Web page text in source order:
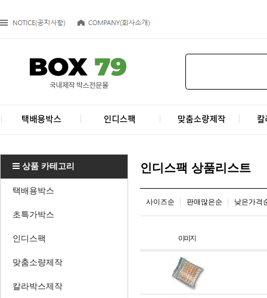
상품 카테고리
택배용박스
초특가박스
인디스팩
맞춤소량제작
칼라박스제작
인디스팩 상품리스트
사이즈순 판매많은순 낮은가격